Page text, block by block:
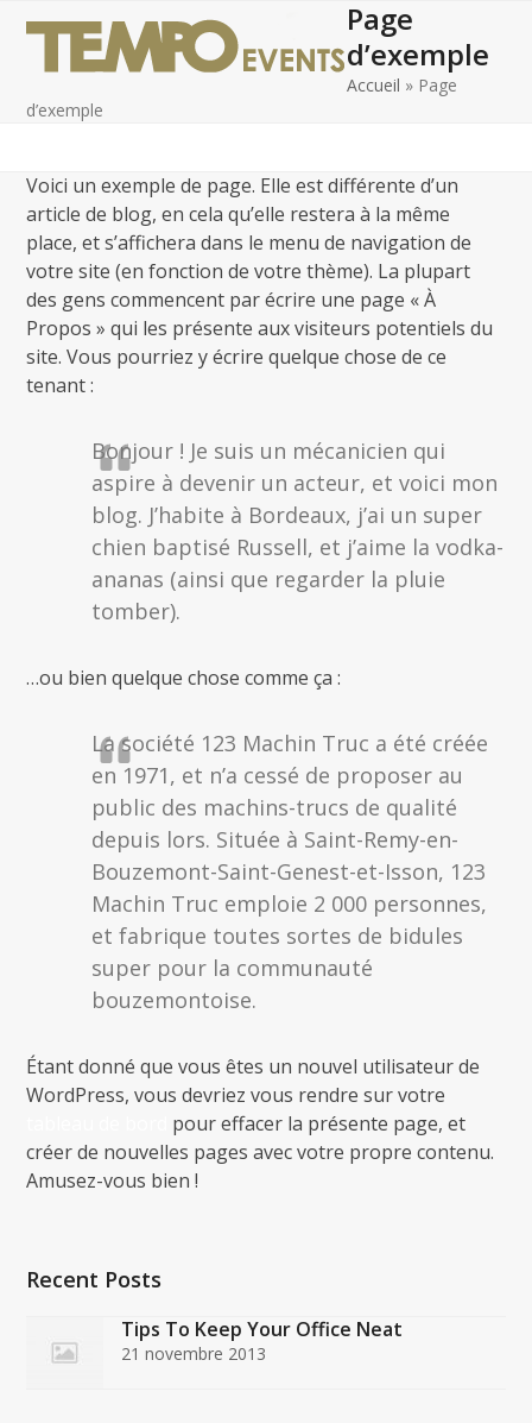
content
Open
mobile
menu
Close
mobile
menu
Page
d’exemple
Accueil » Page
d’exemple
Voici un exemple de page. Elle est différente d’un
article de blog, en cela qu’elle restera à la même
place, et s’affichera dans le menu de navigation de
votre site (en fonction de votre thème). La plupart
des gens commencent par écrire une page « À
Propos » qui les présente aux visiteurs potentiels du
site. Vous pourriez y écrire quelque chose de ce
tenant :
Bonjour ! Je suis un mécanicien qui
aspire à devenir un acteur, et voici mon
blog. J’habite à Bordeaux, j’ai un super
chien baptisé Russell, et j’aime la vodka-
ananas (ainsi que regarder la pluie
tomber).
…ou bien quelque chose comme ça :
La société 123 Machin Truc a été créée
en 1971, et n’a cessé de proposer au
public des machins-trucs de qualité
depuis lors. Située à Saint-Remy-en-
Bouzemont-Saint-Genest-et-Isson, 123
Machin Truc emploie 2 000 personnes,
et fabrique toutes sortes de bidules
super pour la communauté
bouzemontoise.
Étant donné que vous êtes un nouvel utilisateur de
WordPress, vous devriez vous rendre sur votre
pour effacer la présente page, et
créer de nouvelles pages avec votre propre contenu.
Amusez-vous bien !
Recent Posts
Tips To Keep Your Office Neat
21 novembre 2013